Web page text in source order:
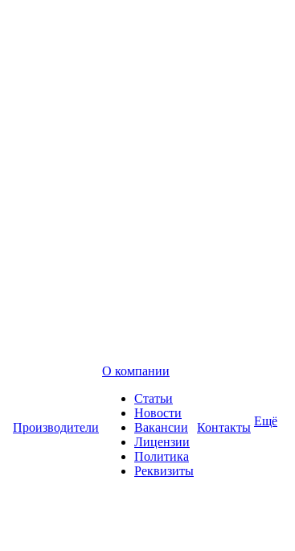
Производители
О компании
Статьи
Новости
Вакансии
Лицензии
Политика
Реквизиты
Контакты Ещё